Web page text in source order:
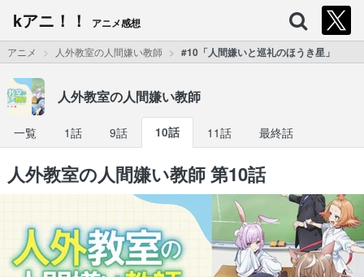
kアニ！！ アニメ感想
アニメ 人外教室の人間嫌い教師 #10「人間嫌いと巡礼のほうき星」
人外教室の人間嫌い教師
一覧 1話 9話 10話 11話 最終話
人外教室の人間嫌い教師 第10話